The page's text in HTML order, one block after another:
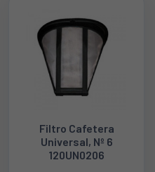
Filtro Cafetera
Universal, Nº 6
120UN0206